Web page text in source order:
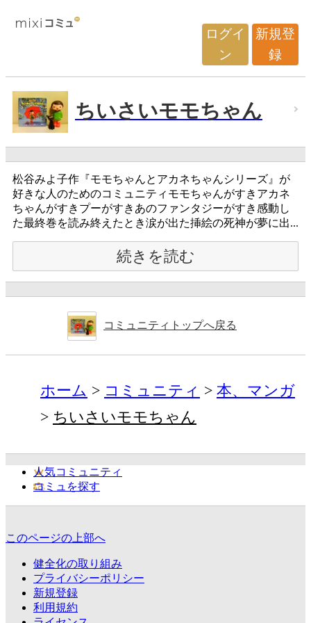
ログイ
ン
新規登
録
ちいさいモモちゃん
松谷みよ子作『モモちゃんとアカネちゃんシリーズ』が
好きな人のためのコミュニティモモちゃんがすきアカネ
ちゃんがすきプーがすきあのファンタジーがすき感動し
た最終巻を読み終えたとき涙が出た挿絵の死神が夢に出...
続きを読む
コミュニティトップへ戻る
ホーム コミュニティ
本、マンガ
ちいさいモモちゃん
人気コミュニティ
コミュを探す
このページの上部へ
健全化の取り組み
プライバシーポリシー
新規登録
利用規約